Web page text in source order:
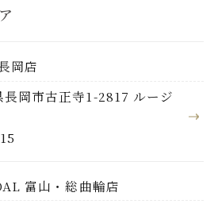
岡店
岡市古正寺1-2817 ルージ
富山・総曲輪店